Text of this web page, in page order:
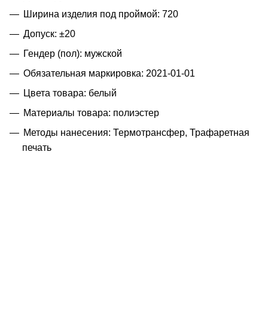
Ширина изделия под проймой: 720
Допуск: ±20
Гендер (пол): мужской
Обязательная маркировка: 2021-01-01
Цвета товара: белый
Материалы товара: полиэстер
Методы нанесения: Термотрансфер, Трафаретная
печать